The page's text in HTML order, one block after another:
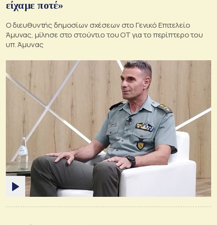
είχαμε ποτέ»
Ο διευθυντής δημοσίων σχέσεων στο Γενικό Επιτελείο
Άμυνας, μίλησε στο στούντιο του ΟΤ για το περίπτερο του
υπ. Άμυνας